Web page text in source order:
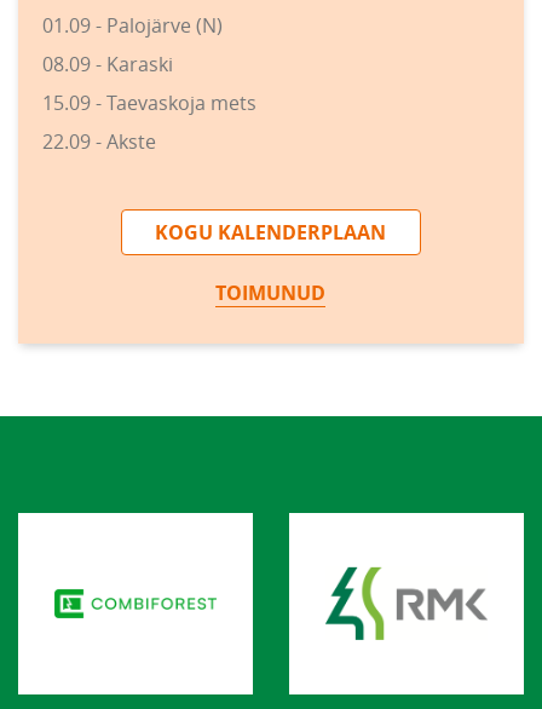
01.09 - Palojärve (N)
08.09 - Karaski
15.09 - Taevaskoja mets
22.09 - Akste
KOGU KALENDERPLAAN
TOIMUNUD